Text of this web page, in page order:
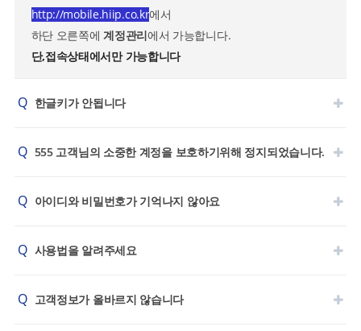
http://mobile.hiip.co.kr에서
하단 오른쪽에 계정관리에서 가능합니다.
단,접속상태에서만 가능합니다
Q 한글키가 안됩니다
Q 555 고객님의 소중한 계정을 보호하기위해 정지되었습니다.
Q 아이디와 비밀번호가 기억나지 않아요​
Q 사용법을 알려주세요
Q 고객정보가 올바르지 않습니다